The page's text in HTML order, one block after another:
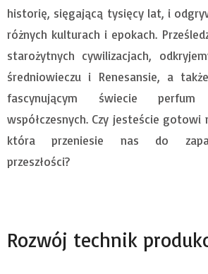
historię, sięgającą tysięcy lat, i
różnych kulturach i epokach.
starożytnych cywilizacjach,
średniowieczu i Renesansie, a
fascynującym świecie
współczesnych. Czy jesteście gotowi
która przeniesie nas do
przeszłości?
Rozwój technik